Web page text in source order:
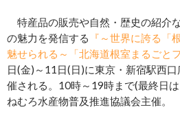
特産品の販売や自然・歴史の紹介
の魅力を発信する
『～世界に誇る「
魅せられる～「北海道根室まるごと
日(金)～11日(日)に東京・新宿駅西
催される。10時～19時まで(最終日
ねむろ水産物普及推進協議会主催。